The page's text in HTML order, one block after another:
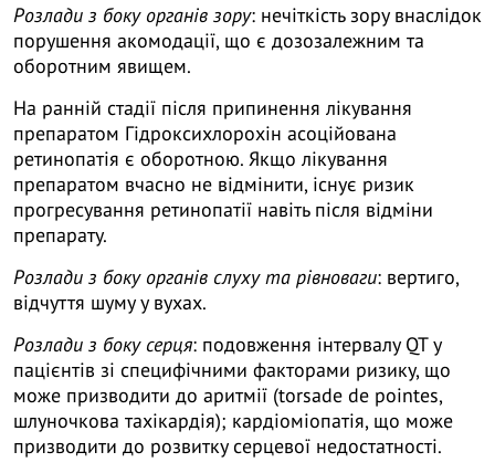
Розлади з боку органів зору: нечіткість зору внаслідок
порушення акомодації, що є дозозалежним та
оборотним явищем.
На ранній стадії після припинення лікування
препаратом Гідроксихлорохін асоційована
ретинопатія є оборотною. Якщо лікування
препаратом вчасно не відмінити, існує ризик
прогресування ретинопатії навіть після відміни
препарату.
Розлади з боку органів слуху та рівноваги: вертиго,
відчуття шуму у вухах.
Розлади з боку серця: подовження інтервалу QT у
пацієнтів зі специфічними факторами ризику, що
може призводити до аритмії (torsade de pointes,
шлуночкова тахікардія); кардіоміопатія, що може
призводити до розвитку серцевої недостатності.